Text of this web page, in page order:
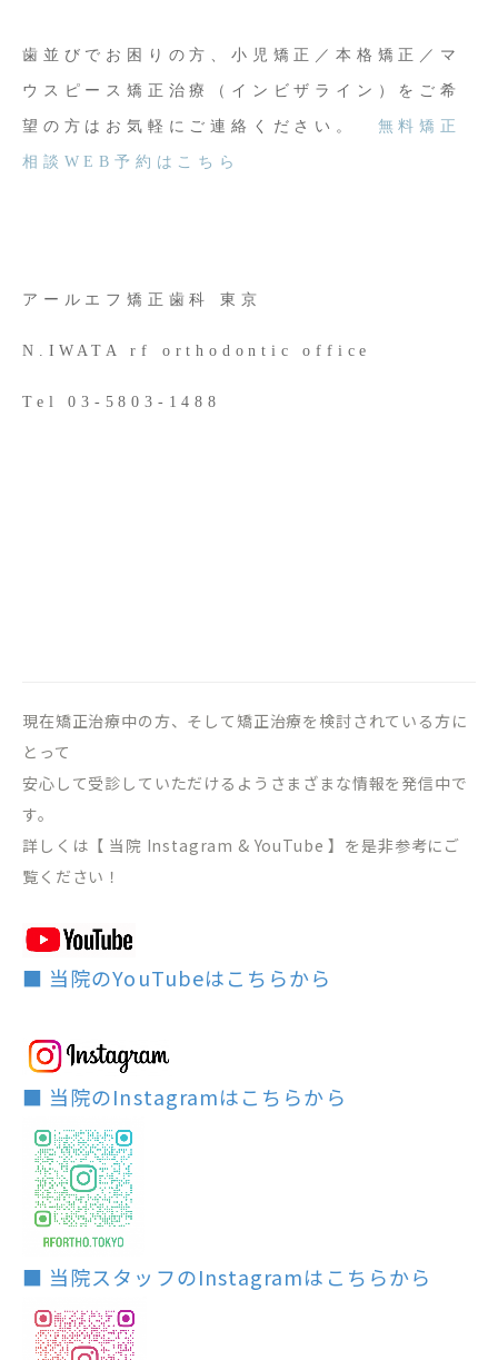
歯並びでお困りの方、小児矯正／本格矯正／マ
ウスピース矯正治療（インビザライン）をご希
望の方はお気軽にご連絡ください。 無料矯正
相談WEB予約はこちら
アールエフ矯正歯科 東京
N.IWATA rf orthodontic office
Tel 03-5803-1488
現在矯正治療中の方、そして矯正治療を検討されている方に
とって
安心して受診していただけるようさまざまな情報を発信中で
す。
詳しくは【 当院 Instagram & YouTube 】を是非参考にご
覧ください！
■ 当院のYouTubeはこちらから
■ 当院のInstagramはこちらから
■ 当院スタッフのInstagramはこちらから